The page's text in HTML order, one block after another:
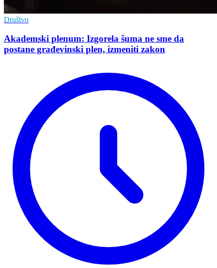
Društvo
Akademski plenum: Izgorela šuma ne sme da
postane građevinski plen, izmeniti zakon